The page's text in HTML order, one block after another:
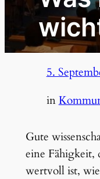
5.
in
Gute
eine Fähigkeit,
wertvoll ist,